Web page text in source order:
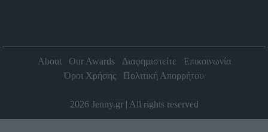
About Our Awards Διαφημιστείτε
Επικοινωνία
Όροι Χρήσης
Πολιτική Απορρήτου
2026 Jenny.gr | All rights reserved